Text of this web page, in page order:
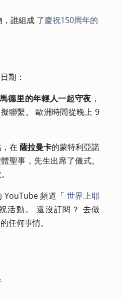
誰組成 了慶祝150周年的
期：
德里的年輕人一起守夜 ，
聯繫。 歐洲時間從晚上 9
，在薩拉曼卡的蒙特利亞諾
聖事，先生出席了儀式。
YouTube 頻道「世界上耶
活動。 還沒訂閱？ 去做
任何事情。